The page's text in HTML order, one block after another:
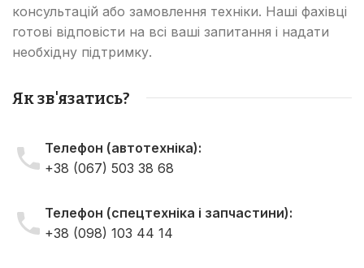
консультацій або замовлення техніки. Наші фахівці
готові відповісти на всі ваші запитання і надати
необхідну підтримку.
Як зв'язатись?
Телефон (автотехніка):
+38 (067) 503 38 68
Телефон (спецтехніка і запчастини):
+38 (098) 103 44 14